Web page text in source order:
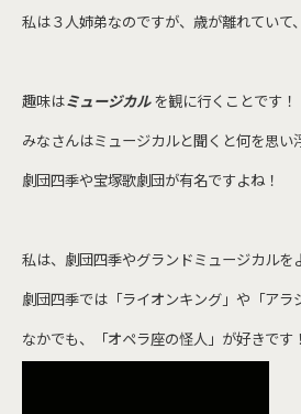
私は３人姉弟なのですが、歳が離れていて
趣味はミュージカルを観に行くことです！
みなさんはミュージカルと聞くと何を思い
劇団四季や宝塚歌劇団が有名ですよね！
私は、劇団四季やグランドミュージカルを
劇団四季では「ライオンキング」や「アラ
なかでも、「オペラ座の怪人」が好きです！